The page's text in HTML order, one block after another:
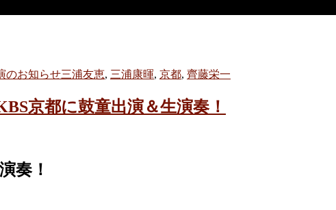
のお知らせ三浦友恵, 三浦康暉, 京都, 齊藤栄一
京都に鼓童出演＆生演奏！
奏！